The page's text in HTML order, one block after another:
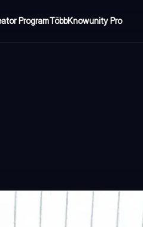
ProgramTöbbKnowunity Pro